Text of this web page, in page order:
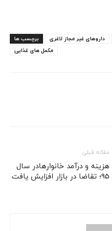
برچسب ها داروهای غیر مجاز لاغری
مکمل های غذایی
مقاله قبلی
هزینه و درآمد خانوارهادر سال
95؛ تقاضا در بازار افزایش یافت